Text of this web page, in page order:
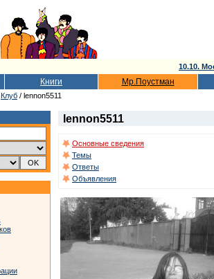
10.10.
Книги Мр.Поустман
Клуб / lennon5511
lennon5511
Основные сведения
Темы
Ответы
Объявления